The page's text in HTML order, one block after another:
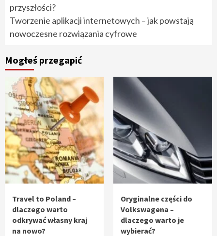
przyszłości?
Tworzenie aplikacji internetowych – jak powstają
nowoczesne rozwiązania cyfrowe
Mogłeś przegapić
Travel to Poland –
dlaczego warto
odkrywać własny kraj
na nowo?
Oryginalne części do
Volkswagena –
dlaczego warto je
wybierać?